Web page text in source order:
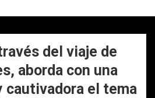
del viaje de
aborda con una
cautivadora el tema